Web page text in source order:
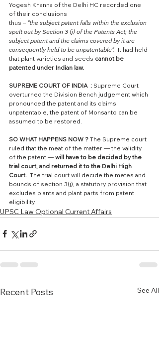
Yogesh Khanna of the Delhi HC recorded one
of their conclusions
thus – “the subject patent falls within the exclusion
spelt out by Section 3 (j) of the Patents Act; the
subject patent and the claims covered by it are
consequently held to be unpatentable”. It had held
that plant varieties and seeds cannot be
patented under Indian law.
SUPREME COURT OF INDIA  : Supreme Court
overturned the Division Bench judgement which
pronounced the patent and its claims
unpatentable, the patent of Monsanto can be
assumed to be restored.
SO WHAT HAPPENS NOW ? The Supreme court
ruled that the meat of the matter — the validity
of the patent — will have to be decided by the
trial court, and returned it to the Delhi High
Court. The trial court will decide the metes and
bounds of section 3(j), a statutory provision that
excludes plants and plant parts from patent
eligibility.
UPSC Law Optional Current Affairs
Recent Posts See All